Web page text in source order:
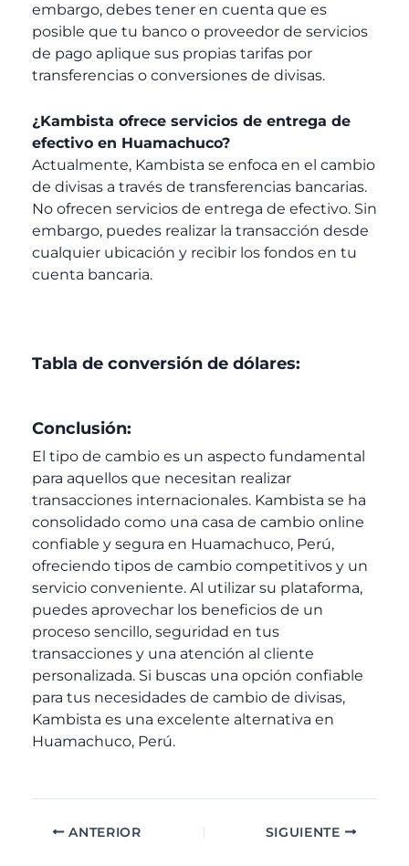
embargo, debes tener en cuenta que es
posible que tu banco o proveedor de servicios
de pago aplique sus propias tarifas por
transferencias o conversiones de divisas.
¿Kambista ofrece servicios de entrega de
efectivo en Huamachuco?
Actualmente, Kambista se enfoca en el cambio
de divisas a través de transferencias bancarias.
No ofrecen servicios de entrega de efectivo. Sin
embargo, puedes realizar la transacción desde
cualquier ubicación y recibir los fondos en tu
cuenta bancaria.
Tabla de conversión de dólares:
Conclusión:
El tipo de cambio es un aspecto fundamental
para aquellos que necesitan realizar
transacciones internacionales. Kambista se ha
consolidado como una casa de cambio online
confiable y segura en Huamachuco, Perú,
ofreciendo tipos de cambio competitivos y un
servicio conveniente. Al utilizar su plataforma,
puedes aprovechar los beneficios de un
proceso sencillo, seguridad en tus
transacciones y una atención al cliente
personalizada. Si buscas una opción confiable
para tus necesidades de cambio de divisas,
Kambista es una excelente alternativa en
Huamachuco, Perú.
ANTERIOR SIGUIENTE